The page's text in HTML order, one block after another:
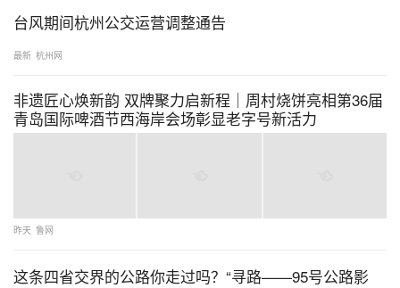
台风期间杭州公交运营调整通告
最新 杭州网
非遗匠心焕新韵 双牌聚力启新程｜周村烧饼亮相第36届
青岛国际啤酒节西海岸会场彰显老字号新活力
昨天 鲁网
这条四省交界的公路你走过吗？“寻路——95号公路影